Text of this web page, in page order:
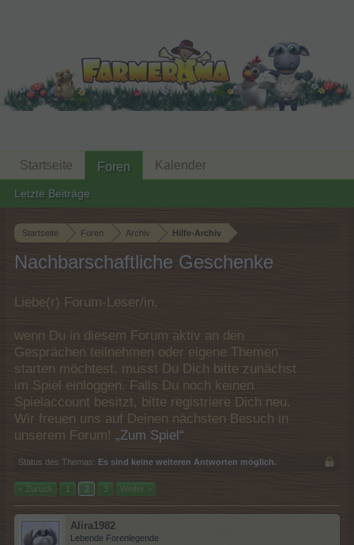
Startseite Foren Archiv Hilfe-Archiv
Nachbarschaftliche Geschenke
Liebe(r) Forum-Leser/in,
wenn Du in diesem Forum aktiv an den
Gesprächen teilnehmen oder eigene Themen
starten möchtest, musst Du Dich bitte zunächst
im Spiel einloggen. Falls Du noch keinen
Spielaccount besitzt, bitte registriere Dich neu.
Wir freuen uns auf Deinen nächsten Besuch in
unserem Forum! „Zum Spiel“
Status des Themas: Es sind keine weiteren Antworten möglich.
< Zurück 1 2 3 Weiter >
Alira1982
Lebende Forenlegende
Startseite Foren
Letzte Beiträge
Kalender